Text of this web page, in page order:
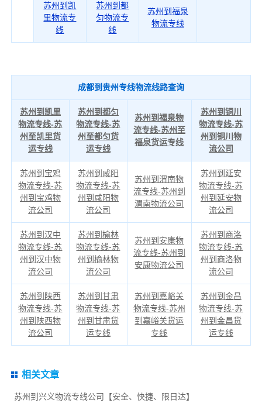
苏州到凯
里物流专
线
苏州到都
匀物流专
线
苏州到福泉
物流专线
成都到贵州专线物流线路查询
苏州到凯里
物流专线-苏
州至凯里货
运专线
苏州到都匀
物流专线-苏
州至都匀货
运专线
苏州到福泉物
流专线-苏州至
福泉货运专线
苏州到铜川
物流专线-苏
州到铜川物
流公司
苏州到宝鸡
物流专线-苏
州到宝鸡物
流公司
苏州到咸阳
物流专线-苏
州到咸阳物
流公司
苏州到渭南物
流专线-苏州到
渭南物流公司
苏州到延安
物流专线-苏
州到延安物
流公司
苏州到汉中
物流专线-苏
州到汉中物
流公司
苏州到榆林
物流专线-苏
州到榆林物
流公司
苏州到安康物
流专线-苏州到
安康物流公司
苏州到商洛
物流专线-苏
州到商洛物
流公司
苏州到陕西
物流专线-苏
州到陕西物
流公司
苏州到甘肃
物流专线-苏
州到甘肃货
运专线
苏州到嘉峪关
物流专线-苏州
到嘉峪关货运
专线
苏州到金昌
物流专线-苏
州到金昌货
运专线
相关文章
苏州到兴义物流专线公司【安全、快捷、限日达】